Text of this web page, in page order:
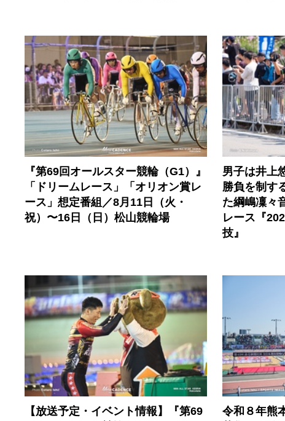
『第69回オールスター競輪（G1）』
「ドリームレース」「オリオン賞レ
ース」想定番組／8月11日（火・
祝）〜16日（日）松山競輪場
男子は井上
勝負を制す
た綱嶋凜々
レース『
技』
【放送予定・イベント情報】『第69
令和８年熊